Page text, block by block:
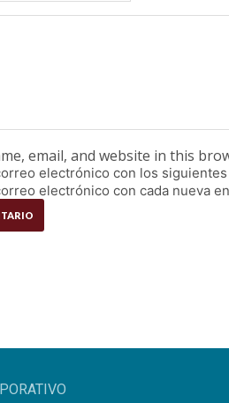
email, and website in this
electrónico con los
electrónico con cada nueva